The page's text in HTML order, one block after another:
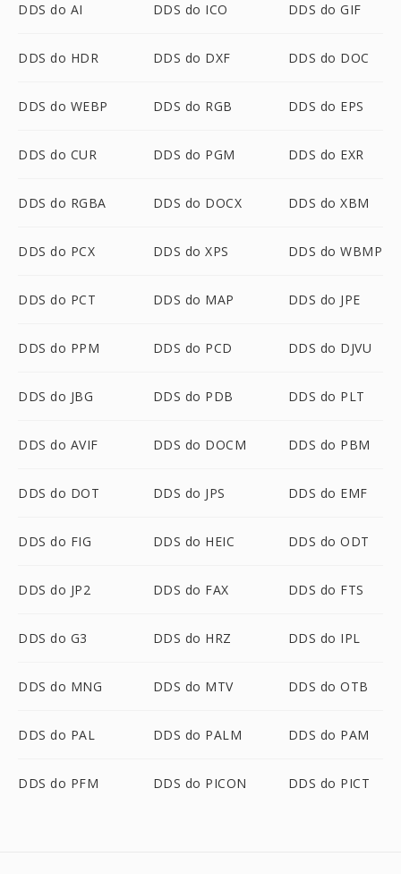
DDS do AI DDS do ICO DDS do GIF
DDS do HDR DDS do DXF DDS do DOC
DDS do WEBP DDS do RGB DDS do EPS
DDS do CUR DDS do PGM DDS do EXR
DDS do RGBA DDS do DOCX DDS do XBM
DDS do PCX DDS do XPS DDS do WBMP
DDS do PCT DDS do MAP DDS do JPE
DDS do PPM DDS do PCD DDS do DJVU
DDS do JBG DDS do PDB DDS do PLT
DDS do AVIF DDS do DOCM DDS do PBM
DDS do DOT DDS do JPS DDS do EMF
DDS do FIG DDS do HEIC DDS do ODT
DDS do JP2 DDS do FAX DDS do FTS
DDS do G3 DDS do HRZ DDS do IPL
DDS do MNG DDS do MTV DDS do OTB
DDS do PAL DDS do PALM DDS do PAM
DDS do PFM DDS do PICON DDS do PICT